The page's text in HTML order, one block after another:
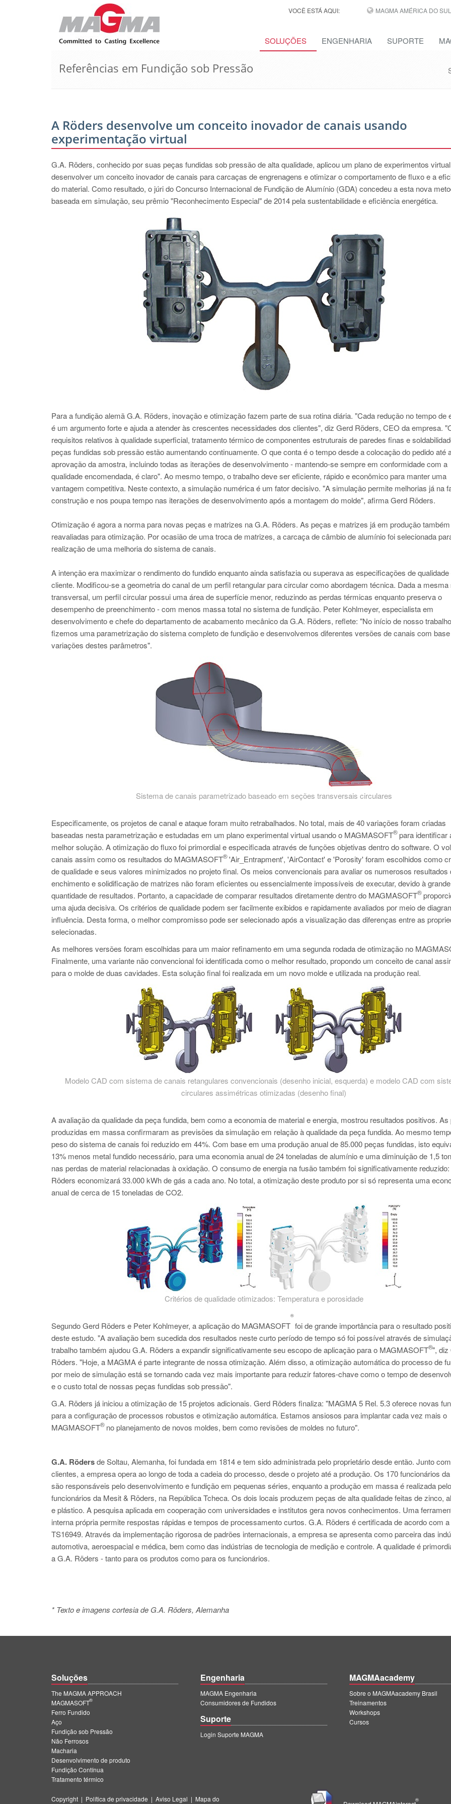
VOCÊ ESTÁ AQUI: MAGMA AMÉRICA DO
SOLUÇÕES ENGENHARIA SUPORTE
Referências em Fundição sob Pressão
A Röders desenvolve um conceito inovador de canais usando
experimentação virtual
G.A. Röders, conhecido por suas peças fundidas sob pressão de alta qualidade, aplicou um plano de experimentos
desenvolver um conceito inovador de canais para carcaças de engrenagens e otimizar o comportamento de fluxo e a
do material. Como resultado, o júri do Concurso Internacional de Fundição de Alumínio (GDA) concedeu a esta nova
baseada em simulação, seu prêmio "Reconhecimento Especial" de 2014 pela sustentabilidade e eficiência energética.
Para a fundição alemã G.A. Röders, inovação e otimização fazem parte de sua rotina diária. "Cada redução no tempo de
é um argumento forte e ajuda a atender às crescentes necessidades dos clientes", diz Gerd Röders, CEO da empresa.
requisitos relativos à qualidade superficial, tratamento térmico de componentes estruturais de paredes finas e
peças fundidas sob pressão estão aumentando continuamente. O que conta é o tempo desde a colocação do pedido até
aprovação da amostra, incluindo todas as iterações de desenvolvimento - mantendo-se sempre em conformidade com a
qualidade encomendada, é claro". Ao mesmo tempo, o trabalho deve ser eficiente, rápido e econômico para manter uma
vantagem competitiva. Neste contexto, a simulação numérica é um fator decisivo. "A simulação permite melhorias já na
construção e nos poupa tempo nas iterações de desenvolvimento após a montagem do molde", afirma Gerd Röders.
Otimização é agora a norma para novas peças e matrizes na G.A. Röders. As peças e matrizes já em produção
reavaliadas para otimização. Por ocasião de uma troca de matrizes, a carcaça de câmbio de alumínio foi selecionada
realização de uma melhoria do sistema de canais.
A intenção era maximizar o rendimento do fundido enquanto ainda satisfazia ou superava as especificações de qualidade
cliente. Modificou-se a geometria do canal de um perfil retangular para circular como abordagem técnica. Dada a mesma
transversal, um perfil circular possui uma área de superfície menor, reduzindo as perdas térmicas enquanto preserva o
desempenho de preenchimento - com menos massa total no sistema de fundição. Peter Kohlmeyer, especialista em
desenvolvimento e chefe do departamento de acabamento mecânico da G.A. Röders, reflete: "No início de nosso
fizemos uma parametrização do sistema completo de fundição e desenvolvemos diferentes versões de canais com
variações destes parâmetros".
Sistema de canais parametrizado baseado em seções transversais circulares
Especificamente, os projetos de canal e ataque foram muito retrabalhados. No total, mais de 40 variações foram criadas
baseadas nesta parametrização e estudadas em um plano experimental virtual usando o MAGMASOFT
®para identificar
melhor solução. A otimização do fluxo foi primordial e especificada através de funções objetivas dentro do software. O
canais assim como os resultados do MAGMASOFT
®'Air_Entrapment', 'AirContact' e 'Porosity' foram escolhidos como
de qualidade e seus valores minimizados no projeto final. Os meios convencionais para avaliar os numerosos resultados
enchimento e solidificação de matrizes não foram eficientes ou essencialmente impossíveis de executar, devido à grande
quantidade de resultados. Portanto, a capacidade de comparar resultados diretamente dentro do MAGMASOFT
®
uma ajuda decisiva. Os critérios de qualidade podem ser facilmente exibidos e rapidamente avaliados por meio de
influência. Desta forma, o melhor compromisso pode ser selecionado após a visualização das diferenças entre as
selecionadas.
As melhores versões foram escolhidas para um maior refinamento em uma segunda rodada de otimização no
Finalmente, uma variante não convencional foi identificada como o melhor resultado, propondo um conceito de canal
para o molde de duas cavidades. Esta solução final foi realizada em um novo molde e utilizada na produção real.
Modelo CAD com sistema de canais retangulares convencionais (desenho inicial, esquerda) e modelo CAD com
circulares assimétricas otimizadas (desenho final)
A avaliação da qualidade da peça fundida, bem como a economia de material e energia, mostrou resultados positivos. As
produzidas em massa confirmaram as previsões da simulação em relação à qualidade da peça fundida. Ao mesmo
peso do sistema de canais foi reduzido em 44%. Com base em uma produção anual de 85.000 peças fundidas, isto
13% menos metal fundido necessário, para uma economia anual de 24 toneladas de alumínio e uma diminuição de 1,5
nas perdas de material relacionadas à oxidação. O consumo de energia na fusão também foi significativamente
Röders economizará 33.000 kWh de gás a cada ano. No total, a otimização deste produto por si só representa uma
anual de cerca de 15 toneladas de CO2.
Critérios de qualidade otimizados: Temperatura e porosidade
Segundo Gerd Röders e Peter Kohlmeyer, a aplicação do MAGMASOFT
®
foi de grande importância para o resultado
deste estudo. "A avaliação bem sucedida dos resultados neste curto período de tempo só foi possível através de
trabalho também ajudou G.A. Röders a expandir significativamente seu escopo de aplicação para o MAGMASOFT
®", diz
Röders. "Hoje, a MAGMA é parte integrante de nossa otimização. Além disso, a otimização automática do processo de
por meio de simulação está se tornando cada vez mais importante para reduzir fatores-chave como o tempo de
e o custo total de nossas peças fundidas sob pressão".
G.A. Röders já iniciou a otimização de 15 projetos adicionais. Gerd Röders finaliza: "MAGMA 5 Rel. 5.3 oferece novas
para a configuração de processos robustos e otimização automática. Estamos ansiosos para implantar cada vez mais o
MAGMASOFT
®no planejamento de novos moldes, bem como revisões de moldes no futuro".
G.A. Rödersde Soltau, Alemanha, foi fundada em 1814 e tem sido administrada pelo proprietário desde então. Junto
clientes, a empresa opera ao longo de toda a cadeia do processo, desde o projeto até a produção. Os 170 funcionários
são responsáveis pelo desenvolvimento e fundição em pequenas séries, enquanto a produção em massa é realizada
funcionários da Mesit & Röders, na República Tcheca. Os dois locais produzem peças de alta qualidade feitas de zinco,
e plástico. A pesquisa aplicada em cooperação com universidades e institutos gera novos conhecimentos. Uma
interna própria permite respostas rápidas e tempos de processamento curtos. G.A. Röders é certificada de acordo com
TS16949. Através da implementação rigorosa de padrões internacionais, a empresa se apresenta como parceira das
automotiva, aeroespacial e médica, bem como das indústrias de tecnologia de medição e controle. A qualidade é
a G.A. Röders - tanto para os produtos como para os funcionários.
*Texto e imagens cortesia de G.A. Röders, Alemanha
Soluções
The MAGMA APPROACH
MAGMASOFT
®
Ferro Fundido
Aço
Fundição sob Pressão
Não Ferrosos
Macharia
Desenvolvimento de produto
Fundição Contínua
Tratamento térmico
Engenharia
MAGMA Engenharia
Consumidores de Fundidos
Suporte
Login Suporte MAGMA
MAGMAacademy
Sobre o MAGMAacademy Brasil
Treinamentos
Workshops
Cursos
Copyright | Política de privacidade | Aviso Legal | Mapa do ®